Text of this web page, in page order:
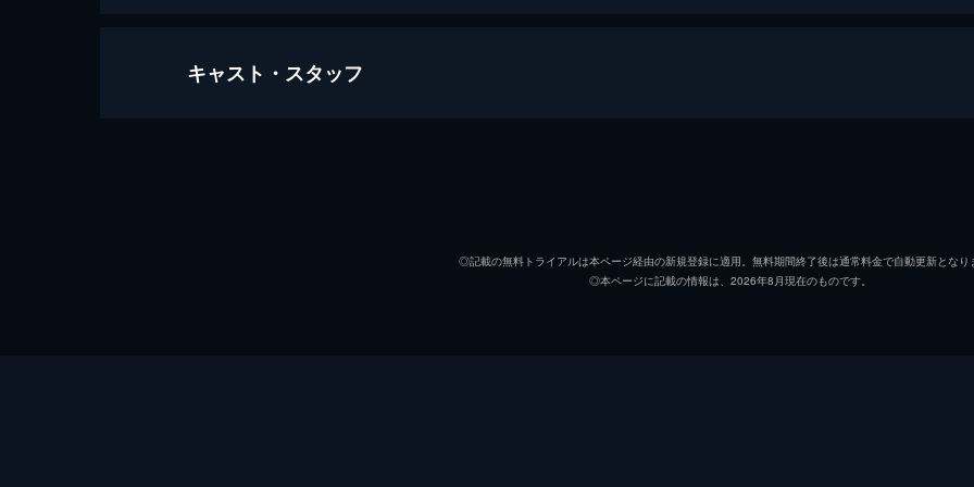
エンド・オブ・ハルマゲドン
キャスト・スタッフ
◎記載の無料トライアルは本ページ経由の新規登録に適用。無料期間終了後は通常料金で自動更新となり
◎本ページに記載の情報は、2026年8月現在のものです。